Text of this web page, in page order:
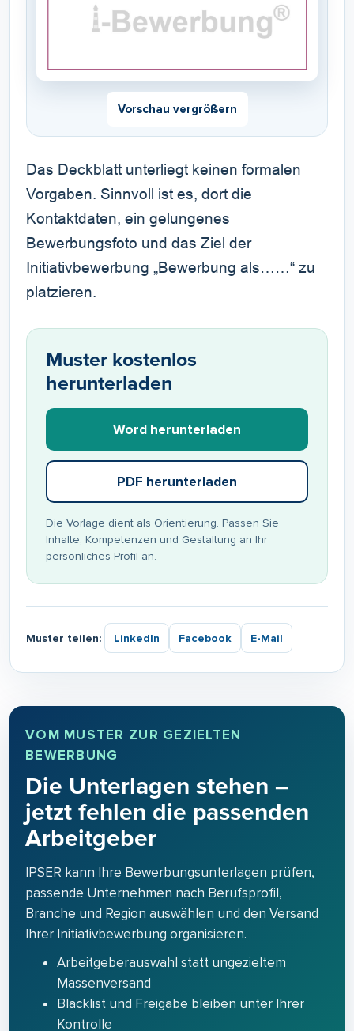
Vorschau vergrößern
Das Deckblatt unterliegt keinen formalen
Vorgaben. Sinnvoll ist es, dort die
Kontaktdaten, ein gelungenes
Bewerbungsfoto und das Ziel der
Initiativbewerbung „Bewerbung als……“ zu
platzieren.
Muster kostenlos
herunterladen
Word herunterladen
PDF herunterladen
Die Vorlage dient als Orientierung. Passen Sie
Inhalte, Kompetenzen und Gestaltung an Ihr
persönliches Profil an.
Muster teilen: LinkedIn Facebook E-Mail
VOM MUSTER ZUR GEZIELTEN
BEWERBUNG
Die Unterlagen stehen –
jetzt fehlen die passenden
Arbeitgeber
IPSER kann Ihre Bewerbungsunterlagen prüfen,
passende Unternehmen nach Berufsprofil,
Branche und Region auswählen und den Versand
Ihrer Initiativbewerbung organisieren.
Arbeitgeberauswahl statt ungezieltem
Massenversand
Blacklist und Freigabe bleiben unter Ihrer
Kontrolle